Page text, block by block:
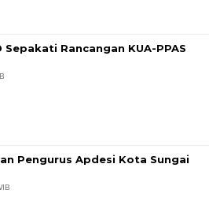
Rancangan KUA-PPAS
Pengurus Apdesi Kota Sungai